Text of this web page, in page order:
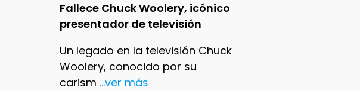
Fallece Chuck Woolery, icónico
presentador de televisión
Un legado en la televisión Chuck
Woolery, conocido por su
carism ...ver más